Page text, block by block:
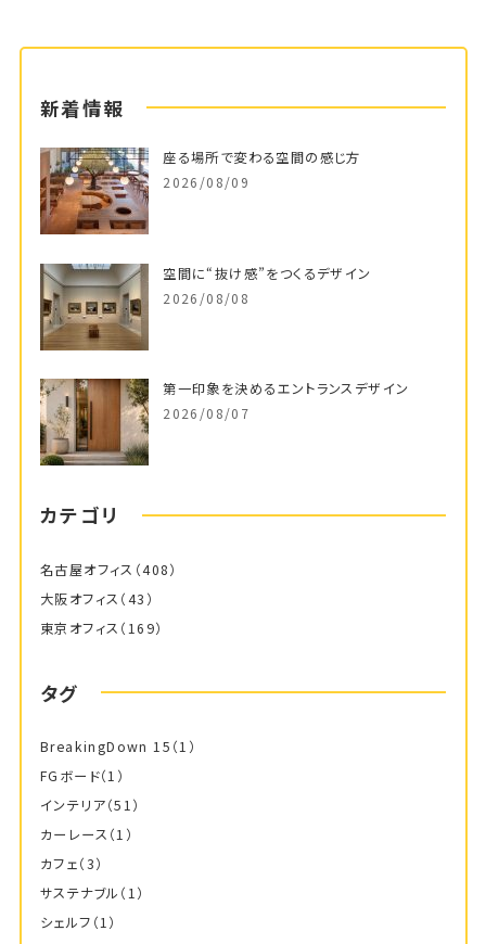
新着情報
座る場所で変わる空間の感じ方
2026/08/09
空間に“抜け感”をつくるデザイン
2026/08/08
第一印象を決めるエントランスデザイン
2026/08/07
カテゴリ
名古屋オフィス （408）
大阪オフィス （43）
東京オフィス （169）
タグ
BreakingDown 15 （1）
FGボード（1）
インテリア（51）
カーレース （1）
カフェ（3）
サステナブル （1）
シェルフ （1）